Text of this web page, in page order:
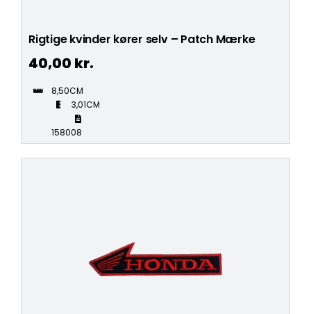
Rigtige kvinder kører selv – Patch Mærke
40,00 kr.
8,50CM
3,01CM
158008